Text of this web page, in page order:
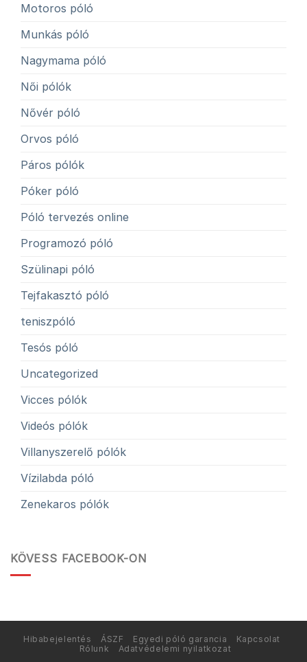
Motoros póló
Munkás póló
Nagymama póló
Női pólók
Nővér póló
Orvos póló
Páros pólók
Póker póló
Póló tervezés online
Programozó póló
Szülinapi póló
Tejfakasztó póló
teniszpóló
Tesós póló
Uncategorized
Vicces pólók
Videós pólók
Villanyszerelő pólók
Vízilabda póló
Zenekaros pólók
KÖVESS FACEBOOK-ON
Hibabejelentés ÁSZF Egyedi póló garancia
Kapcsolat
Rólunk
Adatvédelemi nyilatkozat